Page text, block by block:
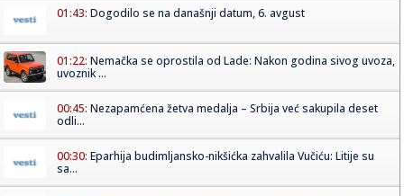
01:43: Dogodilo se na današnji datum, 6. avgust
01:22: Nemačka se oprostila od Lade: Nakon godina sivog uvoza,
uvoznik ...
00:45: Nezapamćena žetva medalja – Srbija već sakupila deset
odli...
00:30: Eparhija budimljansko-nikšićka zahvalila Vučiću: Litije su
sa...